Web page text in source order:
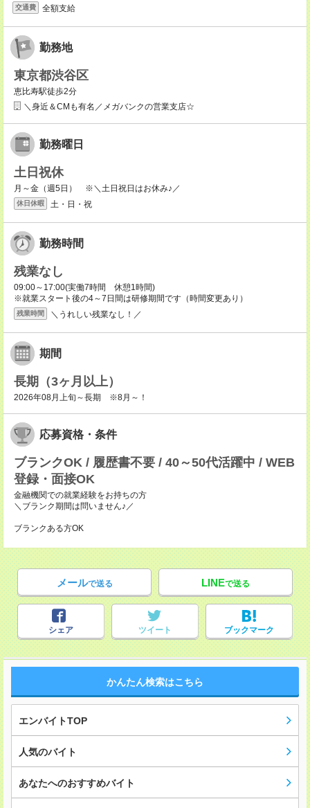
交通費 全額支給
勤務地
東京都渋谷区
恵比寿駅徒歩2分
＼身近＆CMも有名／メガバンクの営業支店☆
勤務曜日
土日祝休
月～金（週5日） ※＼土日祝日はお休み♪／
休日休暇 土・日・祝
勤務時間
残業なし
09:00～17:00(実働7時間 休憩1時間)
※就業スタート後の4～7日間は研修期間です（時間変更あり）
残業時間 ＼うれしい残業なし！／
期間
長期（3ヶ月以上）
2026年08月上旬～長期 ※8月～！
応募資格・条件
ブランクOK / 履歴書不要 / 40～50代活躍中 / WEB
登録・面接OK
金融機関での就業経験をお持ちの方
＼ブランク期間は問いません♪／
ブランクある方OK
メールで送る LINEで送る
シェア ツイート ブックマーク
かんたん検索はこちら
エンバイトTOP
人気のバイト
あなたへのおすすめバイト